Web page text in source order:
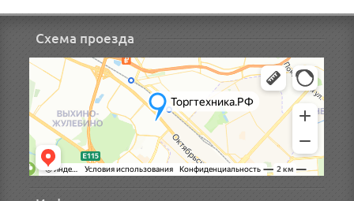
Схема проезда